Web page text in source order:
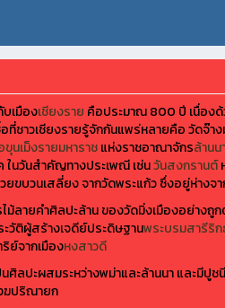
บเมืองเชียงราย คือประมาณ 800 ปี เนื่อง
ที่ชาวเชียงรายรู้จักกันแพร่หลายคือ วัดจ๊า
นเม็งรายมหาราชแห่งราชอาณาจักรล้านน
นวันสำคัญทางประเพณี เช่นวันสงกรานต์
ยขบวนเสลี่ยง จากวัดพระแก้ว ซึ่งอยู่ห่างจ
ม้ลายคำศิลปะล้าน ของวัดมิ่งเมืองอย่าง
วัติผู้สร้างเจดีย์ประดิษฐานพระบรมสารีริ
ย์จากเมืองหงสาวดี
ศิลปะผสมระหว่างพม่าและล้านนา และมีปู
ฆปริณายก